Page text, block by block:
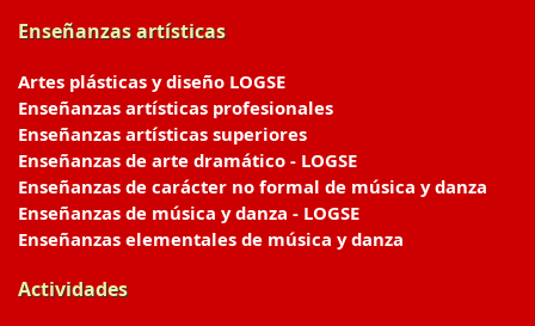
Enseñanzas artísticas
Artes plásticas y diseño LOGSE
Enseñanzas artísticas profesionales
Enseñanzas artísticas superiores
Enseñanzas de arte dramático - LOGSE
Enseñanzas de carácter no formal de música y danza
Enseñanzas de música y danza - LOGSE
Enseñanzas elementales de música y danza
Actividades